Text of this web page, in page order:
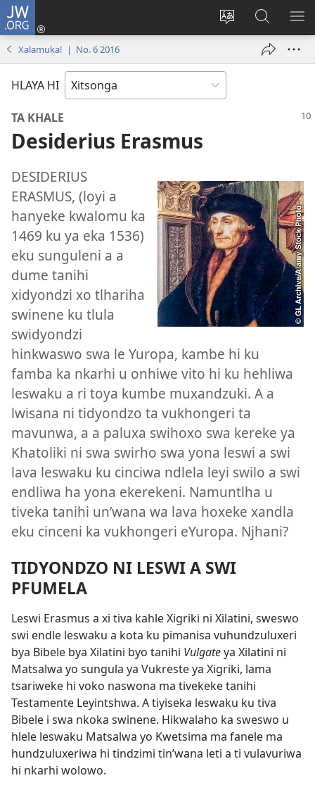
JW.ORG
Hlawula
Nghena
(opens
Secha
JW.ORG
Xalamuka! | No. 6 2016
HLAYA HI
TA KHALE
Desiderius Erasmus
DESIDERIUS
ERASMUS, (loyi a
hanyeke kwalomu ka
1469 ku ya eka 1536)
eku sunguleni a a
dume tanihi
xidyondzi xo tlhariha
swinene ku tlula
swidyondzi
hinkwaswo swa le Yuropa, kambe hi ku
famba ka nkarhi u onhiwe vito hi ku hehliwa
leswaku a ri toya kumbe muxandzuki. A a
lwisana ni tidyondzo ta vukhongeri ta
mavunwa, a a paluxa swihoxo swa kereke ya
Khatoliki ni swa swirho swa yona leswi a swi
lava leswaku ku cinciwa ndlela leyi swilo a swi
endliwa ha yona ekerekeni. Namuntlha u
tiveka tanihi un’wana wa lava hoxeke xandla
eku cinceni ka vukhongeri eYuropa. Njhani?
TIDYONDZO NI LESWI A SWI
PFUMELA
Leswi Erasmus a xi tiva kahle Xigriki ni Xilatini, sweswo
swi endle leswaku a kota ku pimanisa vuhundzuluxeri
bya Bibele bya Xilatini byo tanihi Vulgateya Xilatini ni
Matsalwa yo sungula ya Vukreste ya Xigriki, lama
tsariweke hi voko naswona ma tivekeke tanihi
Testamente Leyintshwa. A tiyiseka leswaku ku tiva
Bibele i swa nkoka swinene. Hikwalaho ka sweswo u
hlele leswaku Matsalwa yo Kwetsima ma fanele ma
hundzuluxeriwa hi tindzimi tin’wana leti a ti vulavuriwa
hi nkarhi wolowo.